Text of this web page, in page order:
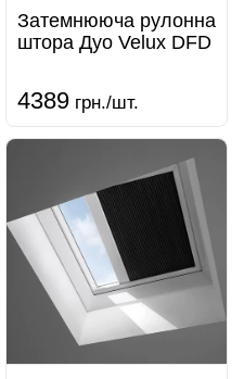
Затемнююча рулонна
штора Дуо Velux DFD
4389 грн./шт.